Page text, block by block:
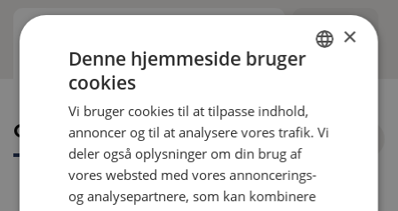
Oversigt over artikelnr.
DANISH
GERMAN
NORWEGIAN
×
Denne hjemmeside bruger
cookies
Vi bruger cookies til at tilpasse indhold,
annoncer og til at analysere vores trafik. Vi
deler også oplysninger om din brug af
vores websted med vores annoncerings-
og analysepartnere, som kan kombinere